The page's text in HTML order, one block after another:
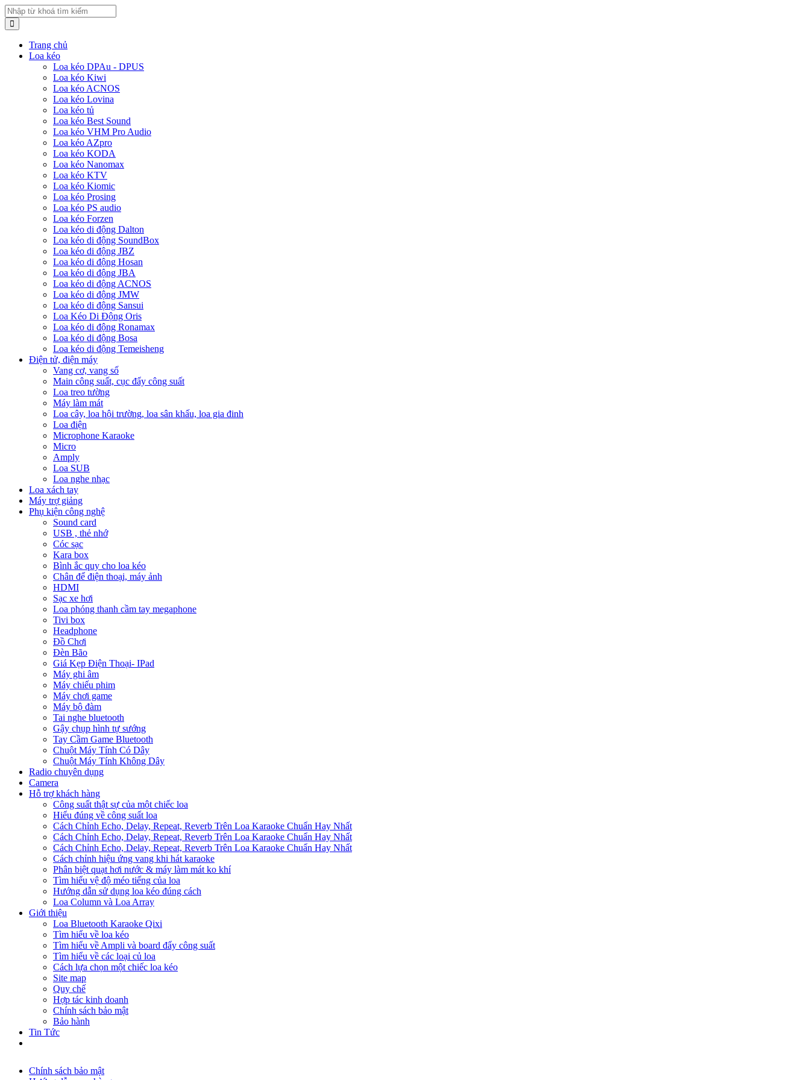
Trang chủ
Loa kéo
Loa kéo DPAu - DPUS
Loa kéo Kiwi
Loa kéo ACNOS
Loa kéo Lovina
Loa kéo tủ
Loa kéo Best Sound
Loa kéo VHM Pro Audio
Loa kéo AZpro
Loa kéo KODA
Loa kéo Nanomax
Loa kéo KTV
Loa kéo Kiomic
Loa kéo Prosing
Loa kéo PS audio
Loa kéo Forzen
Loa kéo di động Dalton
Loa kéo di động SoundBox
Loa kéo di động JBZ
Loa kéo di động Hosan
Loa kéo di động JBA
Loa kéo di động ACNOS
Loa kéo di động JMW
Loa kéo di động Sansui
Loa Kéo Di Động Oris
Loa kéo di động Ronamax
Loa kéo di động Bosa
Loa kéo di động Temeisheng
Điện tử, điện máy
Vang cơ, vang số
Main công suất, cục đẩy công suất
Loa treo tường
Máy làm mát
Loa cây, loa hội trường, loa sân khấu, loa gia đinh
Loa điện
Microphone Karaoke
Micro
Amply
Loa SUB
Loa nghe nhạc
Loa xách tay
Máy trợ giảng
Phụ kiện công nghệ
Sound card
USB , thẻ nhớ
Cóc sạc
Kara box
Bình ắc quy cho loa kéo
Chân để điện thoại, máy ảnh
HDMI
Sạc xe hơi
Loa phóng thanh cầm tay megaphone
Tivi box
Headphone
Đồ Chơi
Đèn Bão
Giá Kẹp Điện Thoại- IPad
Máy ghi âm
Máy chiếu phim
Máy chơi game
Máy bộ đàm
Tai nghe bluetooth
Gậy chụp hình tự sướng
Tay Cầm Game Bluetooth
Chuột Máy Tính Có Dây
Chuột Máy Tính Không Dây
Radio chuyên dụng
Camera
Hỗ trợ khách hàng
Công suất thật sự của một chiếc loa
Hiểu đúng về công suất loa
Cách Chỉnh Echo, Delay, Repeat, Reverb Trên Loa Karaoke Chuẩn Hay Nhất
Cách Chỉnh Echo, Delay, Repeat, Reverb Trên Loa Karaoke Chuẩn Hay Nhất
Cách Chỉnh Echo, Delay, Repeat, Reverb Trên Loa Karaoke Chuẩn Hay Nhất
Cách chỉnh hiệu ứng vang khi hát karaoke
Phân biệt quạt hơi nước & máy làm mát ko khí
Tìm hiểu vệ độ méo tiếng của loa
Hướng dẫn sử dụng loa kéo đúng cách
Loa Column và Loa Array
Giới thiệu
Loa Bluetooth Karaoke Qixi
Tìm hiểu về loa kéo
Tìm hiểu về Ampli và board đẩy công suất
Tìm hiểu về các loại củ loa
Cách lựa chọn một chiếc loa kéo
Site map
Quy chế
Hợp tác kinh doanh
Chính sách bảo mật
Bảo hành
Tin Tức
Chính sách bảo mật